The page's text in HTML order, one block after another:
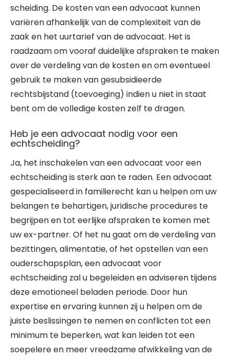
scheiding. De kosten van een advocaat kunnen
variëren afhankelijk van de complexiteit van de
zaak en het uurtarief van de advocaat. Het is
raadzaam om vooraf duidelijke afspraken te maken
over de verdeling van de kosten en om eventueel
gebruik te maken van gesubsidieerde
rechtsbijstand (toevoeging) indien u niet in staat
bent om de volledige kosten zelf te dragen.
Heb je een advocaat nodig voor een
echtscheiding?
Ja, het inschakelen van een advocaat voor een
echtscheiding is sterk aan te raden. Een advocaat
gespecialiseerd in familierecht kan u helpen om uw
belangen te behartigen, juridische procedures te
begrijpen en tot eerlijke afspraken te komen met
uw ex-partner. Of het nu gaat om de verdeling van
bezittingen, alimentatie, of het opstellen van een
ouderschapsplan, een advocaat voor
echtscheiding zal u begeleiden en adviseren tijdens
deze emotioneel beladen periode. Door hun
expertise en ervaring kunnen zij u helpen om de
juiste beslissingen te nemen en conflicten tot een
minimum te beperken, wat kan leiden tot een
soepelere en meer vreedzame afwikkeling van de